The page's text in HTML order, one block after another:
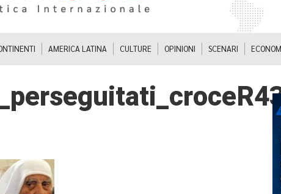
AMERICA LATINA CULTURE OPINIONI SCENARI